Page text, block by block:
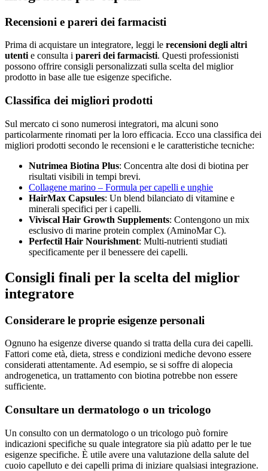
Recensioni e pareri dei farmacisti
Prima di acquistare un integratore, leggi le recensioni degli altri
utenti e consulta i pareri dei farmacisti. Questi professionisti
possono offrire consigli personalizzati sulla scelta del miglior
prodotto in base alle tue esigenze specifiche.
Classifica dei migliori prodotti
Sul mercato ci sono numerosi integratori, ma alcuni sono
particolarmente rinomati per la loro efficacia. Ecco una classifica dei
migliori prodotti secondo le recensioni e le caratteristiche tecniche:
Nutrimea Biotina Plus: Concentra alte dosi di biotina per
risultati visibili in tempi brevi.
Collagene marino – Formula per capelli e unghie
HairMax Capsules: Un blend bilanciato di vitamine e
minerali specifici per i capelli.
Viviscal Hair Growth Supplements: Contengono un mix
esclusivo di marine protein complex (AminoMar C).
Perfectil Hair Nourishment: Multi-nutrienti studiati
specificamente per il benessere dei capelli.
Consigli finali per la scelta del miglior
integratore
Considerare le proprie esigenze personali
Ognuno ha esigenze diverse quando si tratta della cura dei capelli.
Fattori come età, dieta, stress e condizioni mediche devono essere
considerati attentamente. Ad esempio, se si soffre di alopecia
androgenetica, un trattamento con biotina potrebbe non essere
sufficiente.
Consultare un dermatologo o un tricologo
Un consulto con un dermatologo o un tricologo può fornire
indicazioni specifiche su quale integratore sia più adatto per le tue
esigenze specifiche. È utile avere una valutazione della salute del
cuoio capelluto e dei capelli prima di iniziare qualsiasi integrazione.